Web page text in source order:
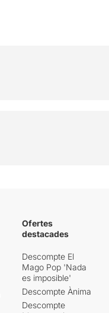
Ofertes
destacades
Descompte El
Mago Pop 'Nada
es imposible'
Descompte Ànima
Descompte